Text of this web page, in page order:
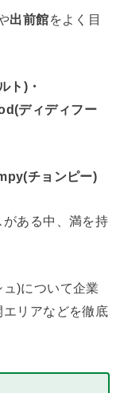
出前館をよく目
ト)・
ディディフー
チョンピー)
ある中、満を持
)について企業
リアなどを徹底